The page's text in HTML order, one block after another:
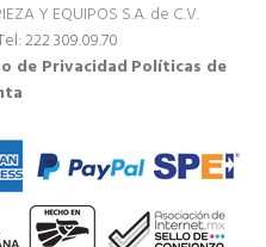
Y EQUIPOS S.A. de C.V.
222 309.09.70
de Privacidad Políticas de